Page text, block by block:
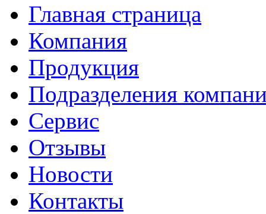
Главная страница
Компания
Продукция
Подразделения
Сервис
Отзывы
Новости
Контакты